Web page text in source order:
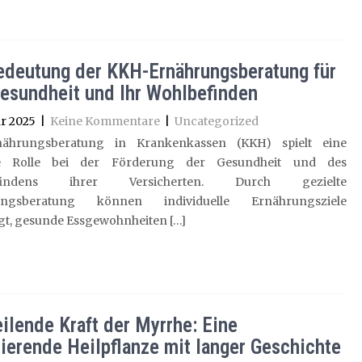
der KKH-Ernährungsberatung für
und Ihr Wohlbefinden
2025 Keine Kommentare
Uncategorized
in Krankenkassen (KKH) spielt eine
Rolle bei der Förderung der Gesundheit und des
ihrer Versicherten. Durch gezielte
können individuelle Ernährungsziele
gesunde Essgewohnheiten […]
Kraft der Myrrhe: Eine
Heilpflanze mit langer Geschichte